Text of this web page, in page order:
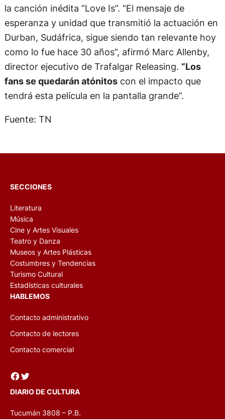
la canción inédita “Love Is”. “El mensaje de
esperanza y unidad que transmitió la actuación en
Durban, Sudáfrica, sigue siendo tan relevante hoy
como lo fue hace 30 años”, afirmó Marc Allenby,
director ejecutivo de Trafalgar Releasing. “Los
fans se quedarán atónitoscon el impacto que
tendrá esta película en la pantalla grande”.
Fuente: TN
SECCIONES
Literatura
Música
Cine y Artes Visuales
Teatro y Danza
Museos y Artes Plásticas
Costumbres y Tendencias
Turismo Cultural
Estadísticas culturales
HABLEMOS
Contacto administrativo
Contacto de lectores
Contacto comercial
Facebook Twitter
DIARIO DE CULTURA
Tucumán 3808 – P.B.